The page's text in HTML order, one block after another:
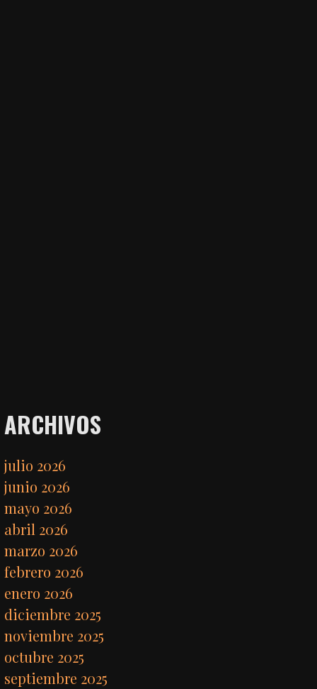
ARCHIVOS
julio 2026
junio 2026
mayo 2026
abril 2026
marzo 2026
febrero 2026
enero 2026
diciembre 2025
noviembre 2025
octubre 2025
septiembre 2025